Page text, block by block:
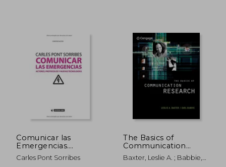
Comunicar las
Emergencias.
Actores, Protocolos y
Nuevas Tecnologías
Carles Pont Sorribes
The Basics of
Communication
Research (with
Infotrac) [With
Baxter, Leslie A. ; Babbie,